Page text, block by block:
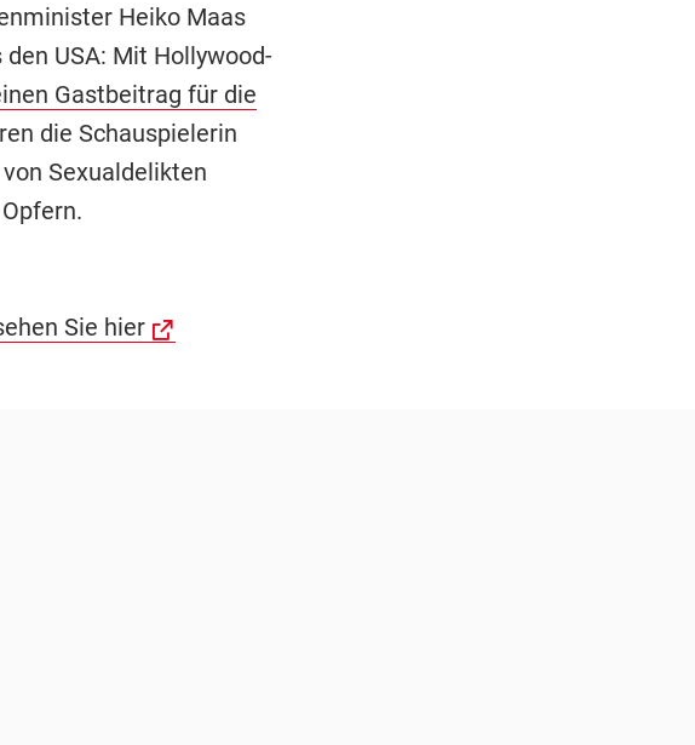
Heiko Maas
USA: Mit Hollywood-
Gastbeitrag für die
die Schauspielerin
Sexualdelikten
Sie hier